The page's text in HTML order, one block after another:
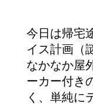
今日は帰宅
イス計画（
なかなか屋
ーカー付き
く、単純に